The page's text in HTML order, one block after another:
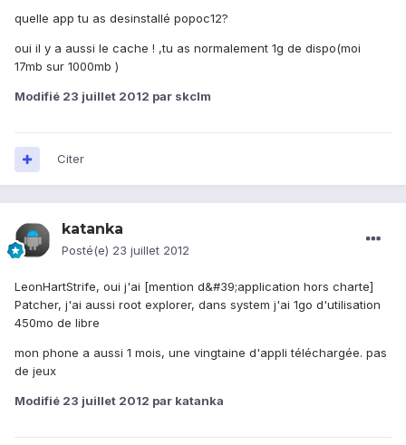
quelle app tu as desinstallé popoc12?
oui il y a aussi le cache ! ,tu as normalement 1g de dispo(moi
17mb sur 1000mb )
Modifié 23 juillet 2012 par skclm
Citer
katanka
Posté(e) 23 juillet 2012
LeonHartStrife, oui j'ai [mention d&#39;application hors charte]
Patcher, j'ai aussi root explorer, dans system j'ai 1go d'utilisation
450mo de libre
mon phone a aussi 1 mois, une vingtaine d'appli téléchargée. pas
de jeux
Modifié 23 juillet 2012 par katanka